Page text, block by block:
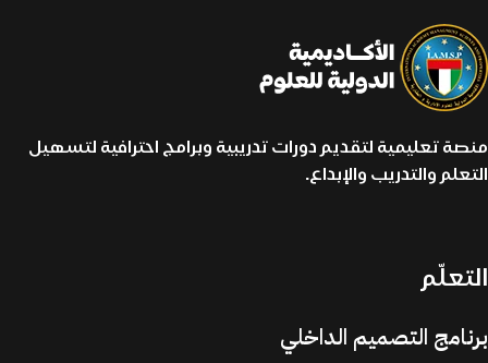
منصة تعليمية لتقديم دورات تدريبية وبرامج احترافية لتسهيل
التعلم والتدريب والإبداع.
التعلّم
برنامج التصميم الداخلي